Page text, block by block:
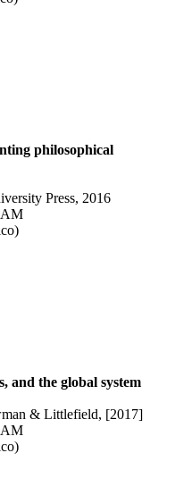
philosophical
Press, 2016
and the global system
& Littlefield, [2017]